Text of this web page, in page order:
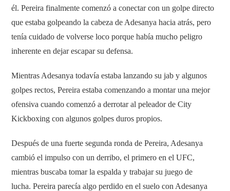
él. Pereira finalmente comenzó a conectar con un golpe directo
que estaba golpeando la cabeza de Adesanya hacia atrás, pero
tenía cuidado de volverse loco porque había mucho peligro
inherente en dejar escapar su defensa.
Mientras Adesanya todavía estaba lanzando su jab y algunos
golpes rectos, Pereira estaba comenzando a montar una mejor
ofensiva cuando comenzó a derrotar al peleador de City
Kickboxing con algunos golpes duros propios.
Después de una fuerte segunda ronda de Pereira, Adesanya
cambió el impulso con un derribo, el primero en el UFC,
mientras buscaba tomar la espalda y trabajar su juego de
lucha. Pereira parecía algo perdido en el suelo con Adesanya